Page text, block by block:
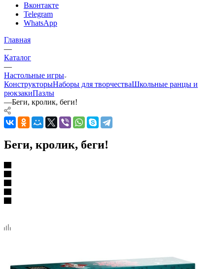
Вконтакте
Telegram
WhatsApp
Главная
—
Каталог
—
Настольные игры
КонструкторыНаборы для творчестваШкольные ранцы и
рюкзакиПазлы
—Беги, кролик, беги!
Беги, кролик, беги!